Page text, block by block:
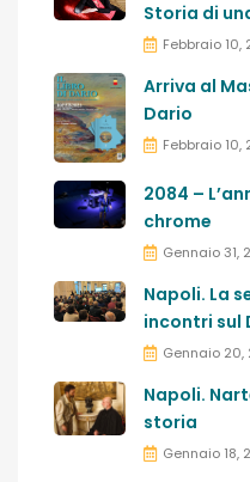
Storia di
Febbraio 10,
Arriva al
Dario
Febbraio 10,
2084 –
chrome
Gennaio 31,
Napoli. La
incontri sul
Gennaio 20,
Napoli.
storia
Gennaio 18,